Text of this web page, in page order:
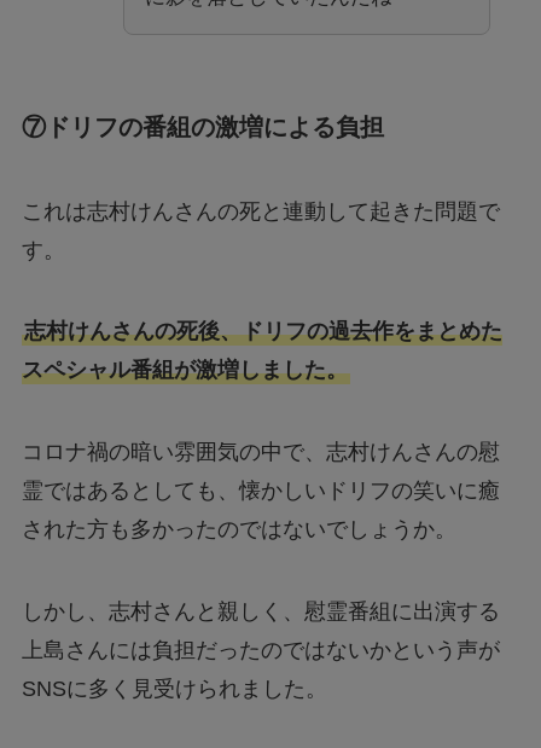
⑦ドリフの番組の激増による負担
これは志村けんさんの死と連動して起きた問題で
す。
志村けんさんの死後、ドリフの過去作をまとめた
スペシャル番組が激増しました。
コロナ禍の暗い雰囲気の中で、志村けんさんの慰
霊ではあるとしても、懐かしいドリフの笑いに癒
された方も多かったのではないでしょうか。
しかし、志村さんと親しく、慰霊番組に出演する
上島さんには負担だったのではないかという声が
SNSに多く見受けられました。